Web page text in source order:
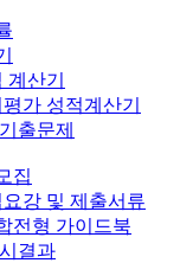
계산기
가 성적계산기
출문제
집
요강 및 제출서류
전형 가이드북
결과